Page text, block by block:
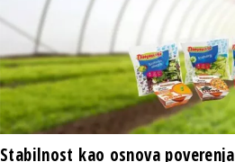
Stabilnost kao osnova poverenja